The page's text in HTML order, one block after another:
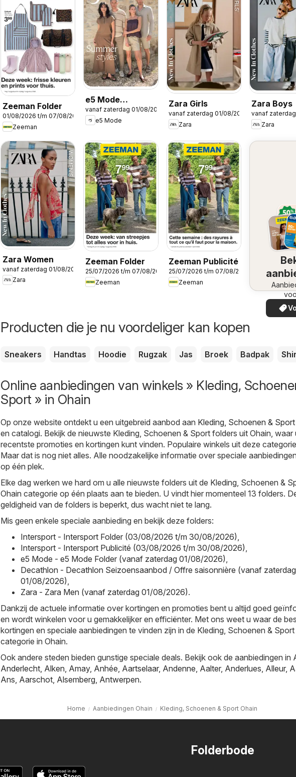
Zeeman Folder
01/08/2026 t/m 07/08/2026
Zeeman
e5 Mode
Publicité
vanaf zaterdag 01/08/2026
e5 Mode
Zara Girls
vanaf zaterdag 01/08/2026
Zara
Zara Boys
vanaf
Zara
Zara Women
vanaf zaterdag 01/08/2026
Zara
Zeeman Folder
25/07/2026 t/m 07/08/2026
Zeeman
Zeeman Publicité
25/07/2026 t/m 07/08/2026
Zeeman
Producten die je nu voordeliger kan kopen
Sneakers Handtas Hoodie Rugzak Jas Broek Badpak
Online aanbiedingen van winkels » Kleding,
Sport » in Ohain
Op onze website ontdekt u een uitgebreid aanbod aan Kleding, Schoenen & Sport
en catalogi. Bekijk de nieuwste Kleding, Schoenen & Sport folders uit Ohain, waar
recentste promoties en kortingen kunt vinden. Populaire winkels uit deze
Maar dat is nog niet alles. Alle noodzakelijke informatie over speciale
op één plek.
Elke dag werken we hard om u alle nieuwste folders uit de Kleding, Schoenen &
Ohain categorie op één plaats aan te bieden. U vindt hier momenteel 13 folders.
geldigheid van de folders is beperkt, dus wacht niet te lang.
Mis geen enkele speciale aanbieding en bekijk deze folders:
Intersport - Intersport Folder (03/08/2026 t/m 30/08/2026),
Intersport - Intersport Publicité (03/08/2026 t/m 30/08/2026),
e5 Mode - e5 Mode Folder (vanaf zaterdag 01/08/2026),
Decathlon - Decathlon Seizoensaanbod / Offre saisonnière (vanaf zaterdag
01/08/2026),
Zara - Zara Men (vanaf zaterdag 01/08/2026).
Dankzij de actuele informatie over kortingen en promoties bent u altijd goed
en wordt winkelen voor u gemakkelijker en efficiënter. Met ons weet u waar de
kortingen en speciale aanbiedingen te vinden zijn in de Kleding, Schoenen & Sport
categorie in Ohain.
Ook andere steden bieden gunstige speciale deals. Bekijk ook de aanbiedingen in
Anderlecht, Alken, Amay, Anhée, Aartselaar, Andenne, Aalter, Anderlues, Alleur,
Ans, Aarschot, Alsemberg, Antwerpen.
Home Aanbiedingen Ohain Kleding, Schoenen & Sport Ohain
Folderbode